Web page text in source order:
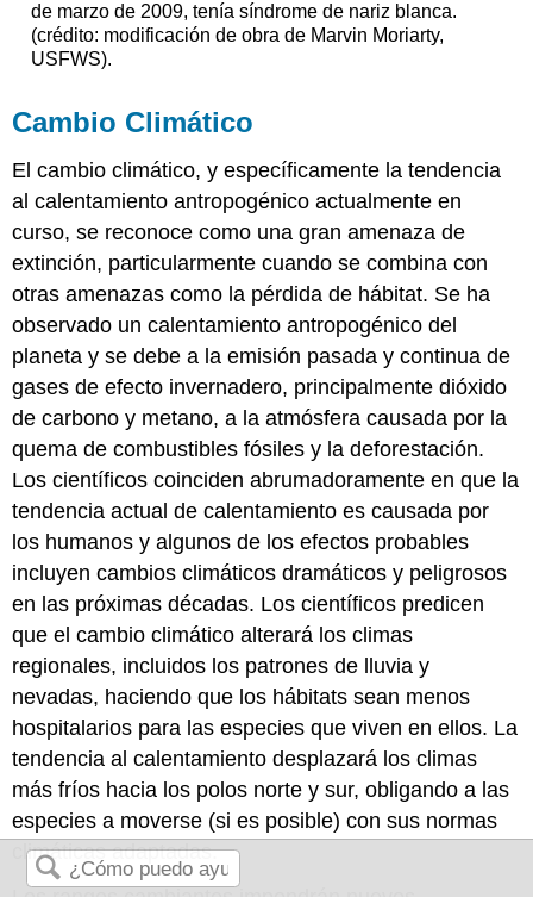
de marzo de 2009, tenía síndrome de nariz blanca.
(crédito: modificación de obra de Marvin Moriarty,
USFWS).
Cambio Climático
El cambio climático, y específicamente la tendencia
al calentamiento antropogénico actualmente en
curso, se reconoce como una gran amenaza de
extinción, particularmente cuando se combina con
otras amenazas como la pérdida de hábitat. Se ha
observado un calentamiento antropogénico del
planeta y se debe a la emisión pasada y continua de
gases de efecto invernadero, principalmente dióxido
de carbono y metano, a la atmósfera causada por la
quema de combustibles fósiles y la deforestación.
Los científicos coinciden abrumadoramente en que la
tendencia actual de calentamiento es causada por
los humanos y algunos de los efectos probables
incluyen cambios climáticos dramáticos y peligrosos
en las próximas décadas. Los científicos predicen
que el cambio climático alterará los climas
regionales, incluidos los patrones de lluvia y
nevadas, haciendo que los hábitats sean menos
hospitalarios para las especies que viven en ellos. La
tendencia al calentamiento desplazará los climas
más fríos hacia los polos norte y sur, obligando a las
especies a moverse (si es posible) con sus normas
climáticas adaptadas.